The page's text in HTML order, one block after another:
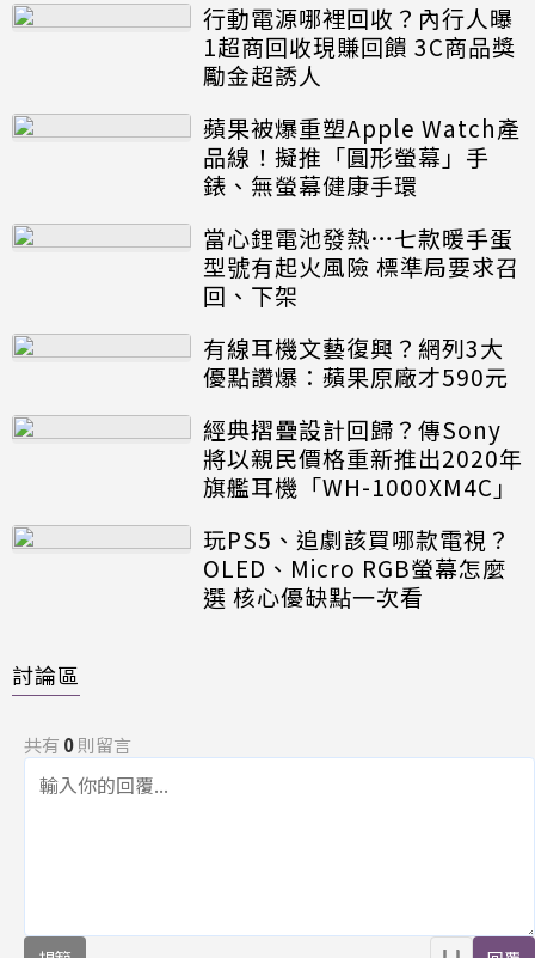
行動電源哪裡回收？內行人曝
1超商回收現賺回饋 3C商品獎
勵金超誘人
蘋果被爆重塑Apple Watch產
品線！擬推「圓形螢幕」手
錶、無螢幕健康手環
當心鋰電池發熱…七款暖手蛋
型號有起火風險 標準局要求召
回、下架
有線耳機文藝復興？網列3大
優點讚爆：蘋果原廠才590元
經典摺疊設計回歸？傳Sony
將以親民價格重新推出2020年
旗艦耳機「WH-1000XM4C」
玩PS5、追劇該買哪款電視？
OLED、Micro RGB螢幕怎麼
選 核心優缺點一次看
討論區
共有 0則留言